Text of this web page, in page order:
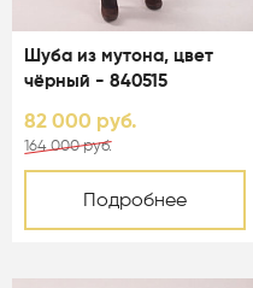
Шуба из мутона, цвет
чёрный - 840515
82 000 руб.
164 000 руб.
Подробнее